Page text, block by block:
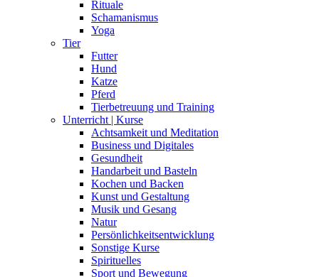
Rituale
Schamanismus
Yoga
Tier
Futter
Hund
Katze
Pferd
Tierbetreuung und Training
Unterricht | Kurse
Achtsamkeit und Meditation
Business und Digitales
Gesundheit
Handarbeit und Basteln
Kochen und Backen
Kunst und Gestaltung
Musik und Gesang
Natur
Persönlichkeitsentwicklung
Sonstige Kurse
Spirituelles
Sport und Bewegung